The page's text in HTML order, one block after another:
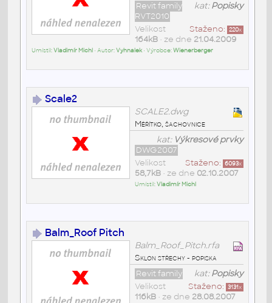
kat:Popisky
Revit family
RVT2010
Staženo: 220x
Velikost
164kB• ze dne 21.04.2009
Umístil:Vladimír Michl • Autor:Vyhnalek• Výrobce:Wienerberger
Scale2
SCALE2.dwg
Měřítko, šachovnice
kat: Výkresové prvky
DWG2007
Staženo: 6093x
Velikost
58,7kB• ze dne 02.10.2007
Umístil:Vladimír Michl
Balm_Roof Pitch
Balm_Roof_Pitch.rfa
Sklon střechy - popiska
kat:Popisky
Revit family
Staženo: 3131x
Velikost
116kB• ze dne 28.08.2007